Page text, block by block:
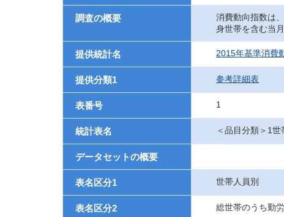
調査の概要
消費動向指数は
身世帯を含む当
提供統計名 2015年基準消費
提供分類1 参考詳細表
表番号 1
統計表名 ＜品目分類＞1
データセットの概要
表名区分1 世帯人員別
表名区分2 総世帯のうち勤